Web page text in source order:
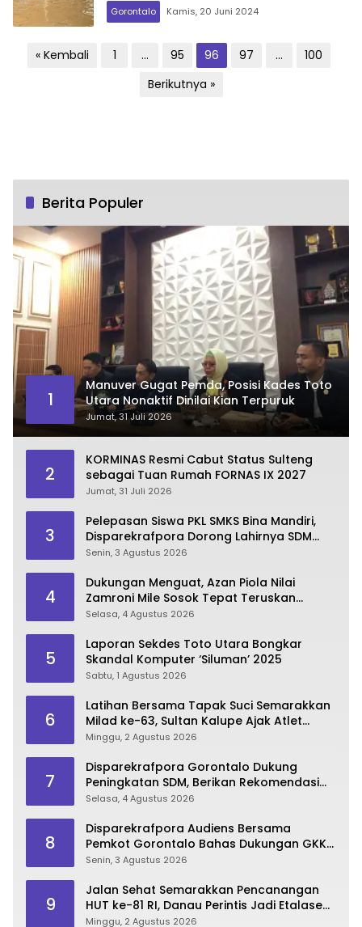
Gorontalo Kamis, 20 Juni 2024
Paginasi
« Kembali 1 … 95 96 97 …
100
Berikutnya »
Berita Populer
1
Manuver Gugat Pemda, Posisi Kades Toto
Utara Nonaktif Dinilai Kian Terpuruk
Jumat, 31 Juli 2026
2
KORMINAS Resmi Cabut Status Sulteng
sebagai Tuan Rumah FORNAS IX 2027
Jumat, 31 Juli 2026
3
Pelepasan Siswa PKL SMKS Bina Mandiri,
Disparekrafpora Dorong Lahirnya SDM
Pariwisata Unggul
Senin, 3 Agustus 2026
4
Dukungan Menguat, Azan Piola Nilai
Zamroni Mile Sosok Tepat Teruskan
Pembangunan Bone Bolango
Selasa, 4 Agustus 2026
5
Laporan Sekdes Toto Utara Bongkar
Skandal Komputer ‘Siluman’ 2025
Sabtu, 1 Agustus 2026
6
Latihan Bersama Tapak Suci Semarakkan
Milad ke-63, Sultan Kalupe Ajak Atlet
Lestarikan Budaya Bela Diri
Minggu, 2 Agustus 2026
7
Disparekrafpora Gorontalo Dukung
Peningkatan SDM, Berikan Rekomendasi
Studi S3 bagi Pegawai
Selasa, 4 Agustus 2026
8
Disparekrafpora Audiens Bersama
Pemkot Gorontalo Bahas Dukungan GKK
2026
Senin, 3 Agustus 2026
9
Jalan Sehat Semarakkan Pencanangan
HUT ke-81 RI, Danau Perintis Jadi Etalase
Wisata Gorontalo
Minggu, 2 Agustus 2026